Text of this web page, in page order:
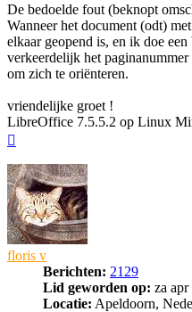
De bedoelde fout (beknopt
Wanneer het document (odt)
elkaar geopend is, en ik doe
verkeerdelijk het
om zich te oriënteren.
vriendelijke groet !
LibreOffice 7.5.5.2 op Linux
floris v
Berichten: 2129
Lid geworden op: za
Locatie: Apeldoorn,